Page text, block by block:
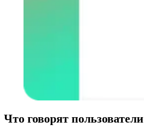
Что говорят пользователи